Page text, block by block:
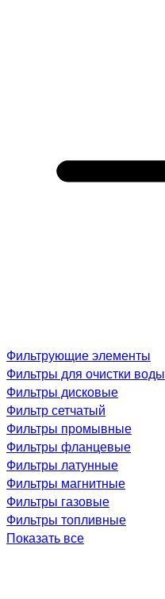
Фильтрующие элементы
Фильтры для очистки воды
Фильтры дисковые
Фильтр сетчатый
Фильтры промывные
Фильтры фланцевые
Фильтры латунные
Фильтры магнитные
Фильтры газовые
Фильтры топливные
Показать все